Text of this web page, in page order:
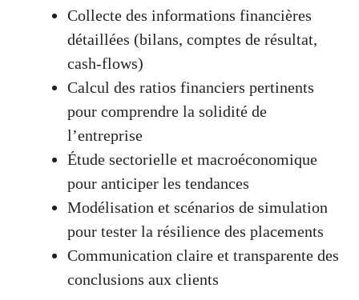
Collecte des informations financières
détaillées (bilans, comptes de résultat,
cash-flows)
Calcul des ratios financiers pertinents
pour comprendre la solidité de
l’entreprise
Étude sectorielle et macroéconomique
pour anticiper les tendances
Modélisation et scénarios de simulation
pour tester la résilience des placements
Communication claire et transparente des
conclusions aux clients